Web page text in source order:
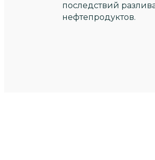
последствий
нефтепродуктов.